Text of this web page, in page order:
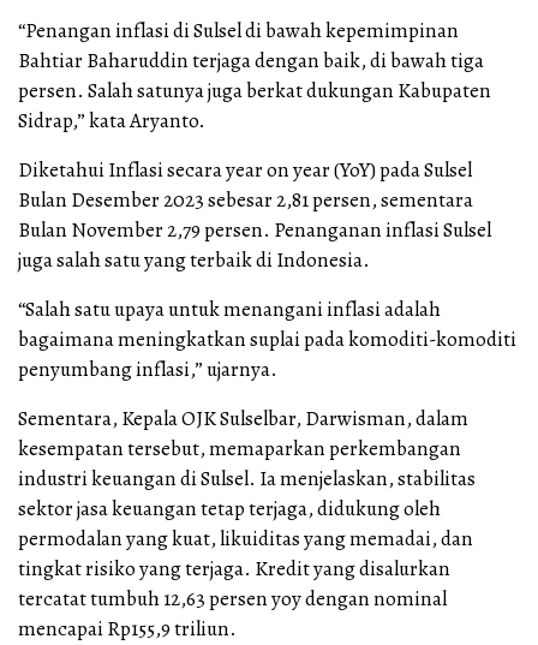
“Penangan inflasi di Sulsel di bawah kepemimpinan
Bahtiar Baharuddin terjaga dengan baik, di bawah tiga
persen. Salah satunya juga berkat dukungan Kabupaten
Sidrap,” kata Aryanto.
Diketahui Inflasi secara year on year (YoY) pada Sulsel
Bulan Desember 2023 sebesar 2,81 persen, sementara
Bulan November 2,79 persen. Penanganan inflasi Sulsel
juga salah satu yang terbaik di Indonesia.
“Salah satu upaya untuk menangani inflasi adalah
bagaimana meningkatkan suplai pada komoditi-komoditi
penyumbang inflasi,” ujarnya.
Sementara, Kepala OJK Sulselbar, Darwisman, dalam
kesempatan tersebut, memaparkan perkembangan
industri keuangan di Sulsel. Ia menjelaskan, stabilitas
sektor jasa keuangan tetap terjaga, didukung oleh
permodalan yang kuat, likuiditas yang memadai, dan
tingkat risiko yang terjaga. Kredit yang disalurkan
tercatat tumbuh 12,63 persen yoy dengan nominal
mencapai Rp155,9 triliun.